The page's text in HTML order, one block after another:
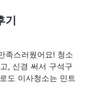
족스러웠어요! 청소
, 신경 써서 구석구
도 이사청소는 민트